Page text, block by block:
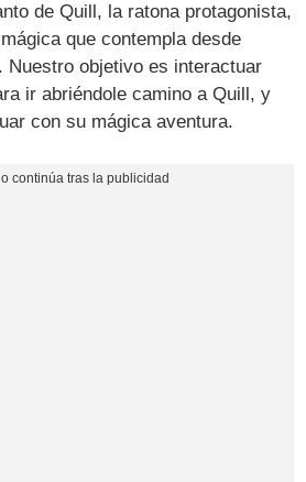
de Quill, la ratona protagonista,
que contempla desde
Nuestro objetivo es interactuar
ir abriéndole camino a Quill, y
con su mágica aventura.